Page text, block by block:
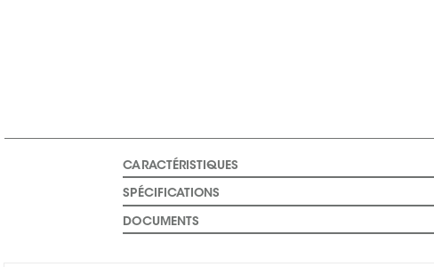
CARACTÉRISTIQUES
SPÉCIFICATIONS
DOCUMENTS